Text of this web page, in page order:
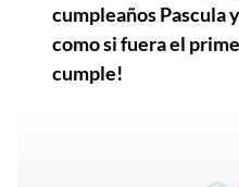
cumpleaños Pascula
como si fuera el
cumple!